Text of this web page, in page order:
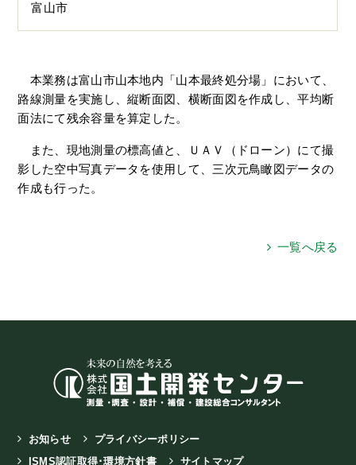
富山市
本業務は富山市山本地内「山本最終処分場」において、
路線測量を実施し、縦断面図、横断面図を作成し、平均断
面法にて残余容量を算定した。
また、現地測量の標高値と、ＵＡＶ（ドローン）にて撮
影した空中写真データを使用して、三次元鳥瞰図データの
作成も行った。
一覧へ戻る
お知らせ
プライバシーポリシー
ISMS認証取得･環境方針書
サイトマップ